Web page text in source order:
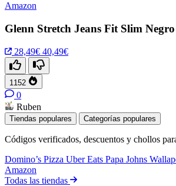
Amazon
Glenn Stretch Jeans Fit Slim
28,49€ 40,49€
1152
0
Ruben
Tiendas populares Categorías populares
Códigos verificados, descuentos y chollos
Domino’s Pizza Uber Eats Papa Johns
Amazon
Todas las tiendas